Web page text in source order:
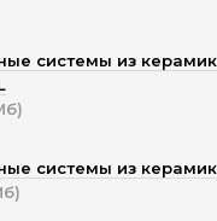
системы из
системы из